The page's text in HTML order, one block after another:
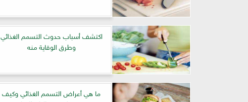
اكتشف أسباب حدوث التسمم الغذائي
وطرق الوقاية منه
ما هي أعراض التسمم الغذائي وكيف